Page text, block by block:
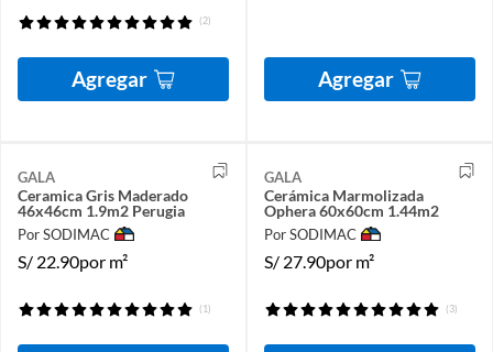
(2)
Agregar Agregar
GALA
Ceramica Gris Maderado
46x46cm 1.9m2 Perugia
Por SODIMAC
S/ 22.90por m²
(1)
GALA
Cerámica Marmolizada
Ophera 60x60cm 1.44m2
Por SODIMAC
S/ 27.90por m²
(3)